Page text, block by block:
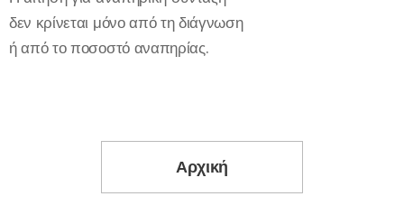
δεν κρίνεται μόνο από τη διάγνωση
ή από το ποσοστό αναπηρίας.
Αρχική